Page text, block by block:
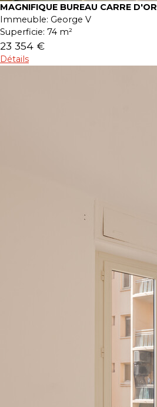
MAGNIFIQUE BUREAU CARRE D'OR
Immeuble: George V
Superficie: 74 m²
23 354 €
Détails